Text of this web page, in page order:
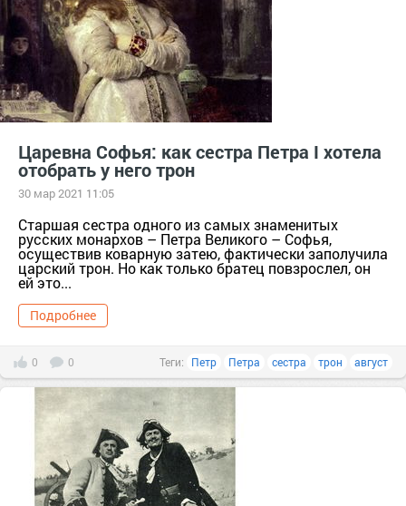
Царевна Софья: как сестра Петра I хотела
отобрать у него трон
30 мар 2021 11:05
Старшая сестра одного из самых знаменитых
русских монархов – Петра Великого – Софья,
осуществив коварную затею, фактически заполучила
царский трон. Но как только братец повзрослел, он
ей это...
Подробнее
0 0 Теги: Петр Петра сестра трон август